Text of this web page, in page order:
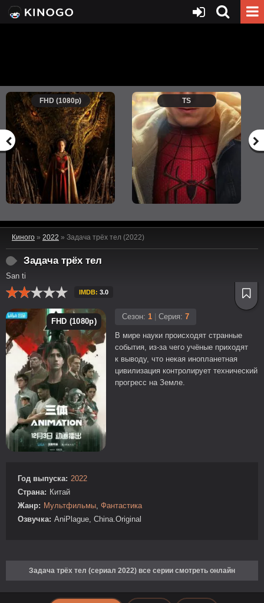
FHD (1080p) TS
Киного » 2022 » Задача трёх тел (2022)
Задача трёх тел
San ti
IMDB: 3.0
FHD (1080p)
Сезон: 1 Серия: 7
В мире науки происходят странные
события, из-за чего учёные приходят
к выводу, что некая инопланетная
цивилизация контролирует технический
прогресс на Земле.
Год выпуска: 2022
Страна: Китай
Жанр: Мультфильмы Фантастика
Озвучка: AniPlague, China.Original
Задача трёх тел (сериал 2022) все серии смотреть онлайн